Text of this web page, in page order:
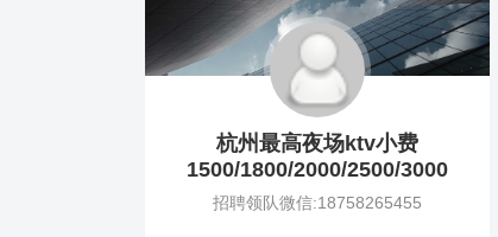
杭州最高夜场ktv小费
1500/1800/2000/2500/3000
招聘领队微信:18758265455